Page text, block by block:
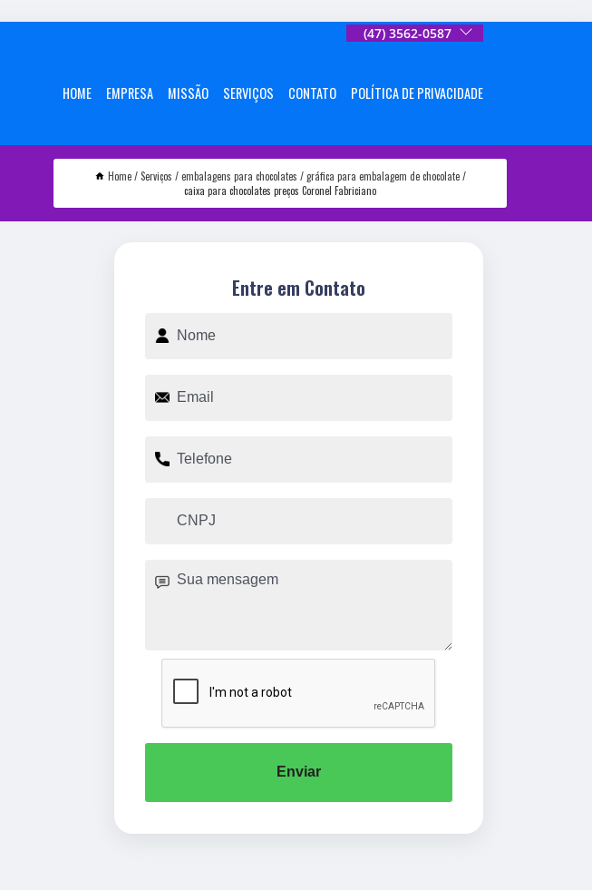
(47) 3562-0587
HOME EMPRESA MISSÃO SERVIÇOS CONTATO POLÍTICA DE PRIVACIDADE
Home Serviços embalagens para chocolates
gráfica para embalagem de chocolate
caixa para chocolates preços Coronel Fabriciano
Entre em Contato
Enviar